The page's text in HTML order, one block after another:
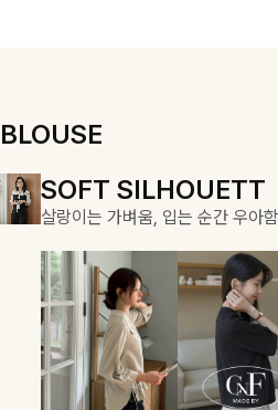
BLOUSE
SOFT SILHOUETT
살랑이는 가벼움, 입는 순간 우아
COZY ESSENTIAL
매일의 일상을 부드럽게 감싸줄
DOUBLE THE JOY
함께할 때 더욱 완벽한, 합리적인 선